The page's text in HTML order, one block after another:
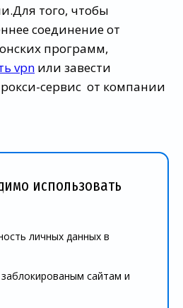
того, чтобы
соединение от
программ,
vpn или завести
сервис от компании
использовать
личных данных в
сайтам и